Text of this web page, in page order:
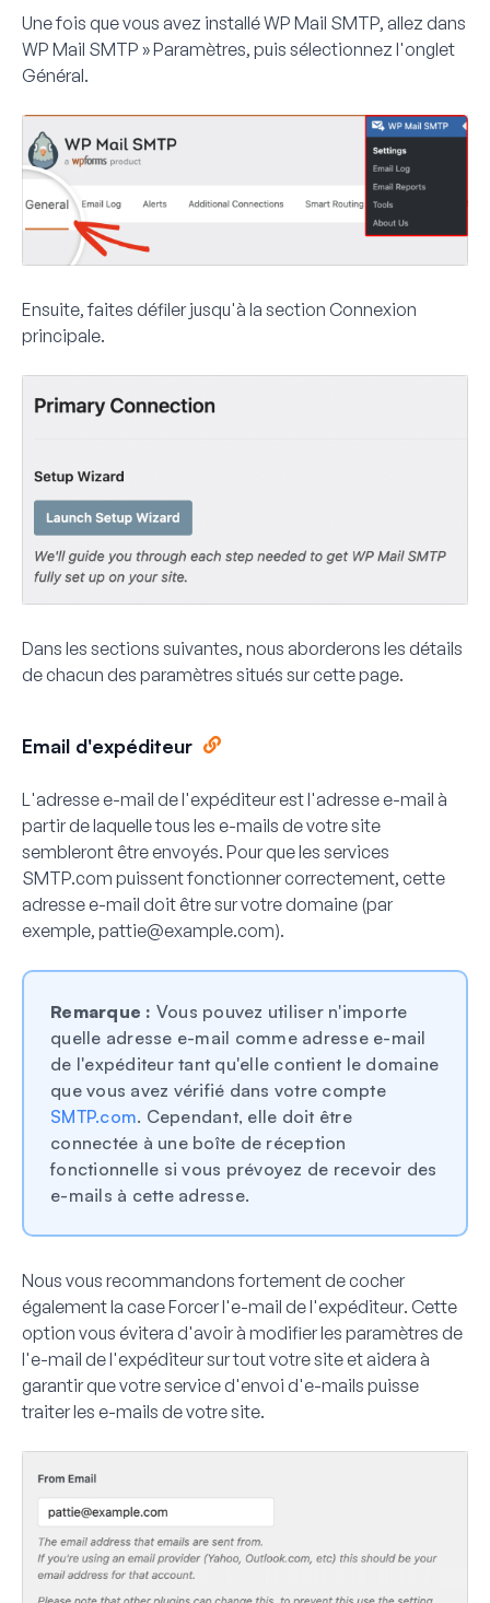
Une fois que vous avez installé WP Mail SMTP, allez dans
WP Mail SMTP » Paramètres, puis sélectionnez l'onglet
Général.
Ensuite, faites défiler jusqu'à la section Connexion
principale.
Dans les sections suivantes, nous aborderons les détails
de chacun des paramètres situés sur cette page.
Email d'expéditeur
L'adresse e-mail de l'expéditeur est l'adresse e-mail à
partir de laquelle tous les e-mails de votre site
sembleront être envoyés. Pour que les services
SMTP.com puissent fonctionner correctement, cette
adresse e-mail doit être sur votre domaine (par
exemple, pattie@example.com).
Remarque : Vous pouvez utiliser n'importe
quelle adresse e-mail comme adresse e-mail
de l'expéditeur tant qu'elle contient le domaine
que vous avez vérifié dans votre compte
SMTP.com. Cependant, elle doit être
connectée à une boîte de réception
fonctionnelle si vous prévoyez de recevoir des
e-mails à cette adresse.
Nous vous recommandons fortement de cocher
également la caseForcer l'e-mail de l'expéditeur. Cette
option vous évitera d'avoir à modifier les paramètres de
l'e-mail de l'expéditeur sur tout votre site et aidera à
garantir que votre service d'envoi d'e-mails puisse
traiter les e-mails de votre site.